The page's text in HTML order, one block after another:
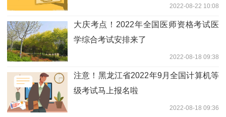
2022-08-22 10:08
大庆考点！2022年全国医师资格考试医
学综合考试安排来了
2022-08-18 09:38
注意！黑龙江省2022年9月全国计算机等
级考试马上报名啦
2022-08-18 09:36